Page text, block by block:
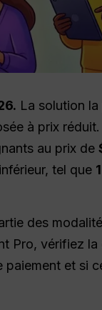
La solution
à prix réduit.
au prix de
tel que
des
Pro, vérifiez la
paiement et si